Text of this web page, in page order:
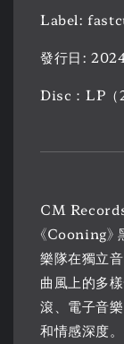
Label:
發行日:
Disc：LP（
CM
《Cooning
樂隊在獨立
曲風上的多
滾、電子音
和情感深度